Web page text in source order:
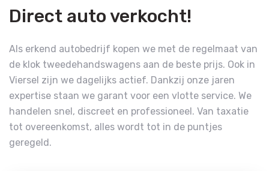
Direct auto verkocht!
Als erkend autobedrijf kopen we met de regelmaat van
de klok tweedehandswagens aan de beste prijs. Ook in
Viersel zijn we dagelijks actief. Dankzij onze jaren
expertise staan we garant voor een vlotte service. We
handelen snel, discreet en professioneel. Van taxatie
tot overeenkomst, alles wordt tot in de puntjes
geregeld.